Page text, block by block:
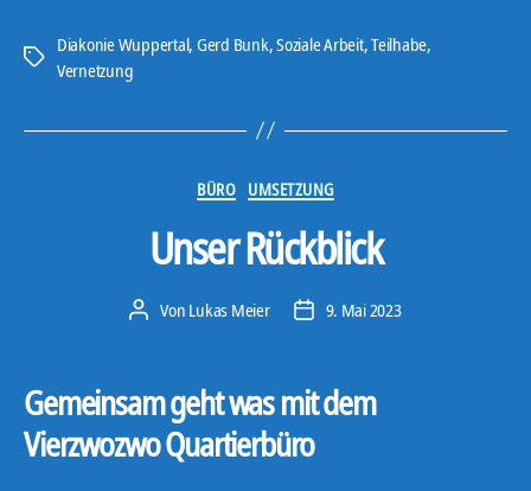
-
l
Schlagwörter
Diakonie Wuppertal, Gerd Bunk,Soziale Arbeit,Teilhabe,
Vernetzung
Kategorien
BÜRO UMSETZUNG
Unser Rückblick
Beitragsautor
Von Lukas Meier Veröffentlichungsdatum
9. Mai 2023
Gemeinsam geht was mit dem
Vierzwozwo Quartierbüro